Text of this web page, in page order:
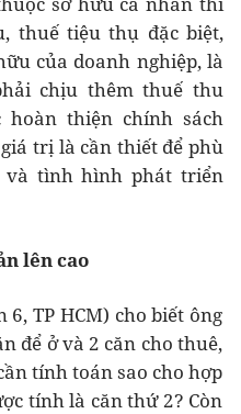
thuế tiệu thụ đặc biệt,
của doanh nghiệp, là
chịu thêm thuế thu
hoàn thiện chính sách
trị là cần thiết để phù
và tình hình phát triển
lên cao
TP HCM) cho biết ông
để ở và 2 căn cho thuê,
tính toán sao cho hợp
tính là căn thứ 2? Còn